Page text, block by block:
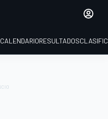
CALENDARIORESULTADOS